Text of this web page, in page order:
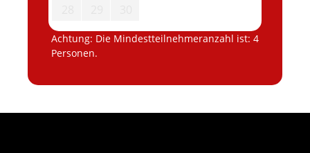
Achtung: Die Mindestteilnehmeranzahl ist: 4
Personen.